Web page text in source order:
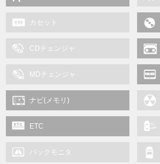
カセット
CDチェンジャ
MDチェンジャ
ナビ(メモリ)
ETC
バックモニタ